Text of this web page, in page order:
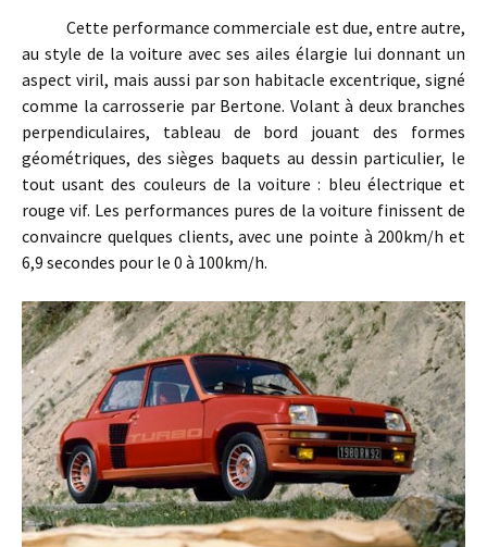
Cette performance commerciale est due, entre autre,
au style de la voiture avec ses ailes élargie lui donnant un
aspect viril, mais aussi par son habitacle excentrique, signé
comme la carrosserie par Bertone. Volant à deux branches
perpendiculaires, tableau de bord jouant des formes
géométriques, des sièges baquets au dessin particulier, le
tout usant des couleurs de la voiture : bleu électrique et
rouge vif. Les performances pures de la voiture finissent de
convaincre quelques clients, avec une pointe à 200km/h et
6,9 secondes pour le 0 à 100km/h.